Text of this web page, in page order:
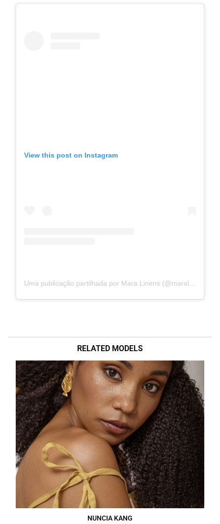
View this post on Instagram
RELATED MODELS
NUNCIA KANG